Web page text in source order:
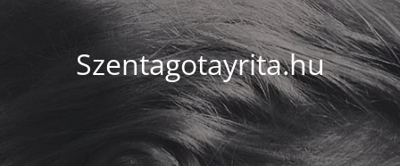
Szentagotayrita.hu